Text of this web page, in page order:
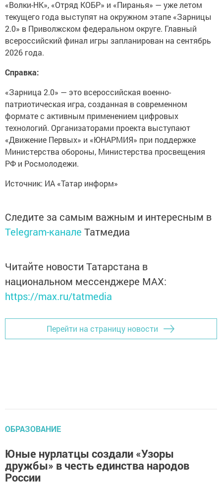
«Волки-НК», «Отряд КОБР» и «Пиранья» — уже летом
текущего года выступят на окружном этапе «Зарницы
2.0» в Приволжском федеральном округе. Главный
всероссийский финал игры запланирован на сентябрь
2026 года.
Справка:
«Зарница 2.0» — это всероссийская военно-
патриотическая игра, созданная в современном
формате с активным применением цифровых
технологий. Организаторами проекта выступают
«Движение Первых» и «ЮНАРМИЯ» при поддержке
Министерства обороны, Министерства просвещения
РФ и Росмолодежи.
Источник: ИА «Татар информ»
Следите за самым важным и интересным в
Telegram-канале Татмедиа
Читайте новости Татарстана в
национальном мессенджере MАХ:
https://max.ru/tatmedia
Перейти на страницу новости
ОБРАЗОВАНИЕ
Юные нурлатцы создали «Узоры
дружбы» в честь единства народов
России